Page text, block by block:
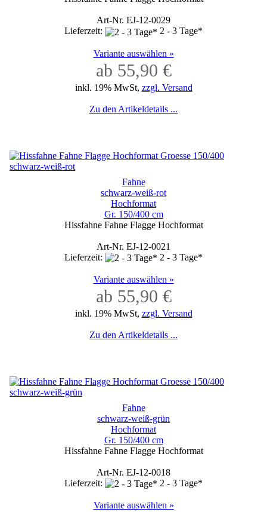
Art-Nr. EJ-12-0029
Lieferzeit:
2 - 3 Tage*
Variante auswählen »
ab 55,90 €
inkl. 19% MwSt, zzgl. Versand
Zu den Artikeldetails ...
Fahne
schwarz-weiß-rot
Hochformat
Gr. 150/400 cm
Hissfahne Fahne Flagge Hochformat
Art-Nr. EJ-12-0021
Lieferzeit:
2 - 3 Tage*
Variante auswählen »
ab 55,90 €
inkl. 19% MwSt, zzgl. Versand
Zu den Artikeldetails ...
Fahne
schwarz-weiß-grün
Hochformat
Gr. 150/400 cm
Hissfahne Fahne Flagge Hochformat
Art-Nr. EJ-12-0018
Lieferzeit:
2 - 3 Tage*
Variante auswählen »